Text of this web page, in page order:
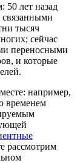
50 лет назад
тысяч
сейчас
переносными
и которые
например,
временем
рассмотрим